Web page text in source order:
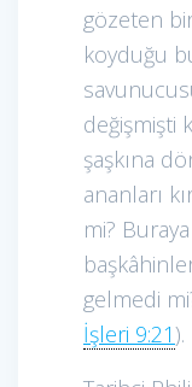
gözeten
koyduğu
değişmişti
şaşkına
ananları
mi?
gelmedi
İşleri 9:21).